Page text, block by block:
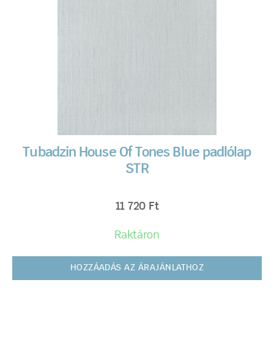
Tubadzin House Of Tones Blue padlólap
STR
11 720 Ft
Raktáron
HOZZÁADÁS AZ ÁRAJÁNLATHOZ